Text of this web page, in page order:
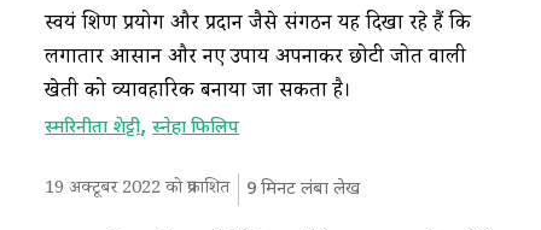
स्वयं शिक्षण प्रयोग और प्रदान जैसे संगठन यह दिखा रहे हैं कि
लगातार आसान और नए उपाय अपनाकर छोटी जोत वाली
खेती को व्यावहारिक बनाया जा सकता है।
स्मरिनीता शेट्टी,स्नेहा फिलिप
19 अक्टूबर 2022 को प्रकाशित 9मिनट लंबा लेख